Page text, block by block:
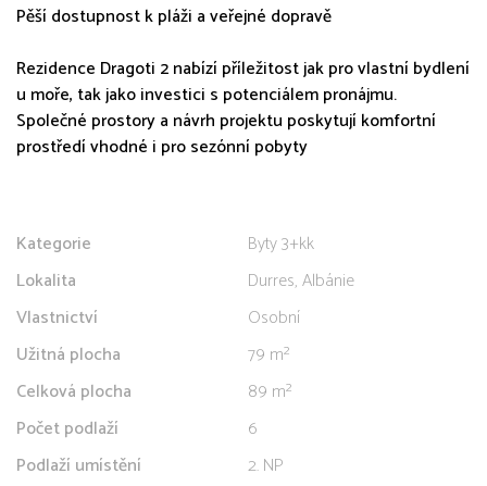
Pěší dostupnost k pláži a veřejné dopravě
Rezidence Dragoti 2 nabízí příležitost jak pro vlastní bydlení
u moře, tak jako investici s potenciálem pronájmu.
Společné prostory a návrh projektu poskytují komfortní
prostředí vhodné i pro sezónní pobyty
Kategorie
Byty 3+kk
Lokalita
Durres, Albánie
Vlastnictví
Osobní
Užitná plocha
79 m²
Celková plocha
89 m²
Počet podlaží
6
Podlaží umístění
2. NP